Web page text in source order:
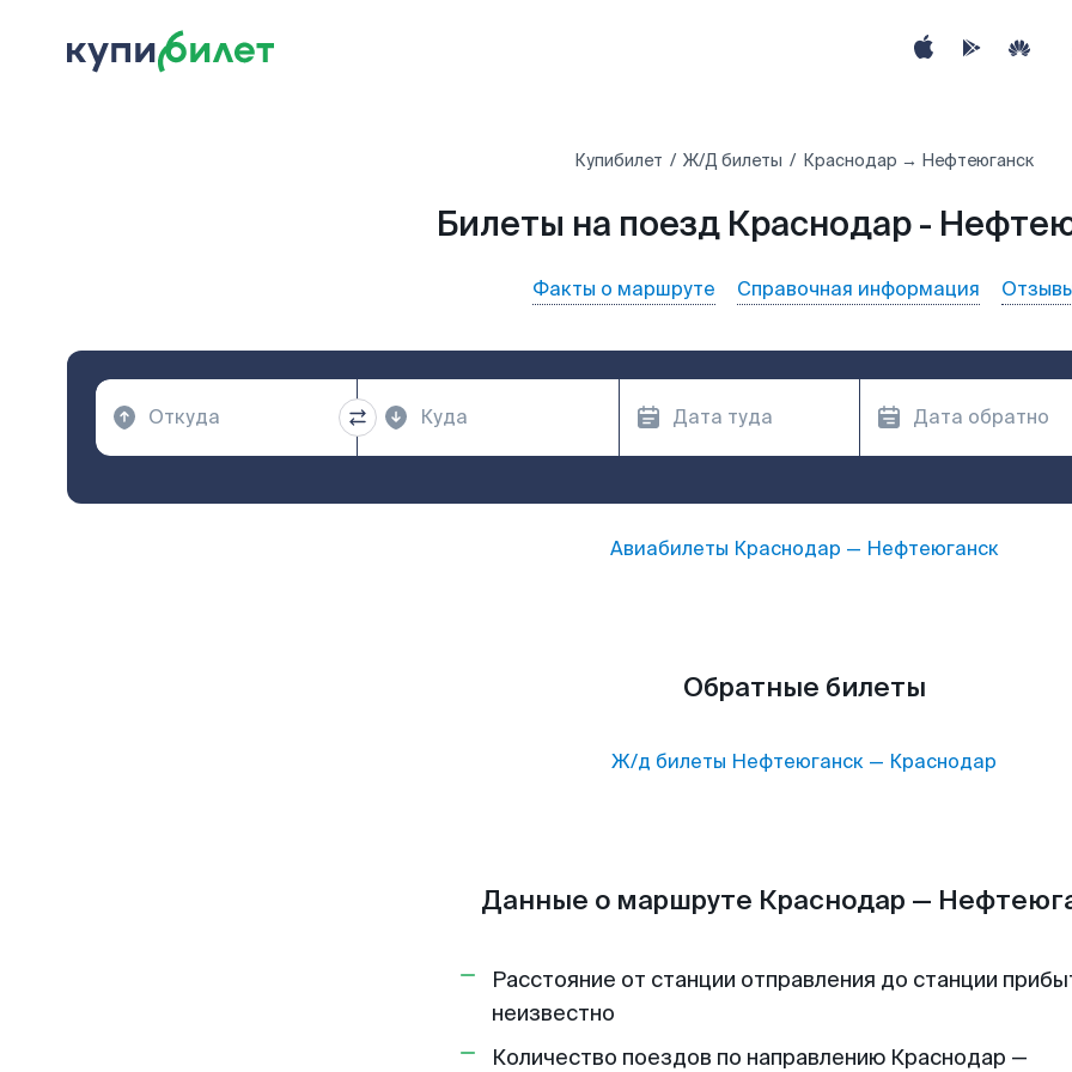
Купибилет Ж/Д билеты Краснодар → Нефтеюганск
Билеты на поезд Краснодар -
Факты о маршруте Справочная информация
Авиабилеты Краснодар — Нефтеюганск
Обратные билеты
Ж/д билеты Нефтеюганск — Краснодар
Данные о маршруте Краснодар —
Расстояние от станции отправления до станции
неизвестно
Количество поездов по направлению Краснодар —